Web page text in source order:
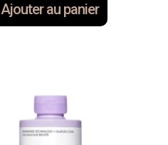
Ajouter au panier